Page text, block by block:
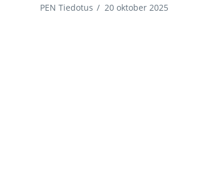
PEN Tiedotus / 20 oktober 2025